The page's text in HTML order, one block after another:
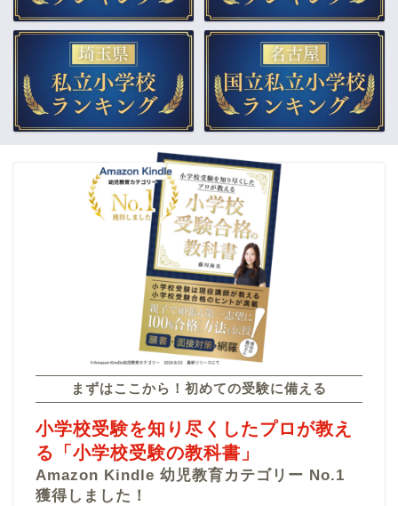
まずはここから！初めての受験に備える
小学校受験を知り尽くしたプロが教え
る「小学校受験の教科書」
Amazon Kindle 幼児教育カテゴリー No.1
獲得しました！
▲受験個別相談
▲幼稚園受験をプロが解説
ご依頼までの流れ
カテゴリー
福島県
福島大学附属小学校
大阪府
四天王寺小学校
四條畷学園小学校
城南学園小学校